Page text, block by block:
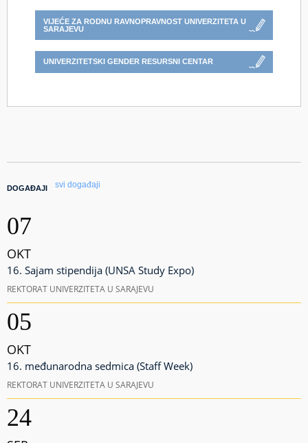
VIJEĆE ZA RODNU RAVNOPRAVNOST UNIVERZITETA U
SARAJEVU
UNIVERZITETSKI GENDER RESURSNI CENTAR
DOGAĐAJI svi događaji
07
OKT
16. Sajam stipendija (UNSA Study Expo)
REKTORAT UNIVERZITETA U SARAJEVU
05
OKT
16. međunarodna sedmica (Staff Week)
REKTORAT UNIVERZITETA U SARAJEVU
24